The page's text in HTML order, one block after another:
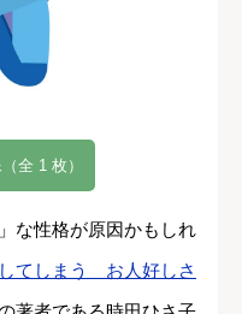
全 1 枚）
な性格が原因かもしれ
してしまう お人好しさ